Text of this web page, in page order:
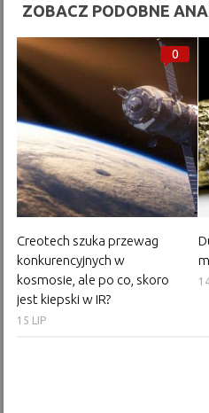
ZOBACZ PODOBNE
0
Creotech szuka przewag
konkurencyjnych w
kosmosie, ale po co, skoro
jest kiepski w IR?
15 LIP